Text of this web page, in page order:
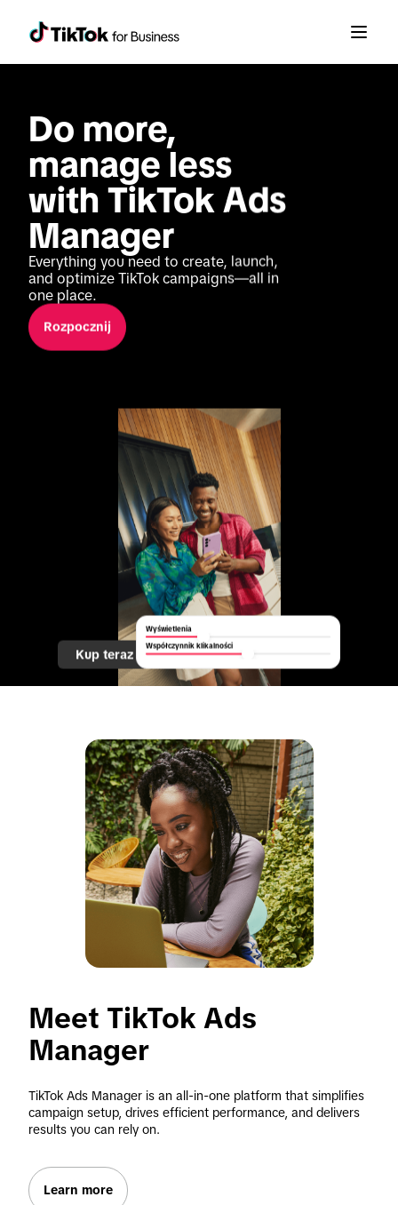
Do more,
manage less
with TikTok Ads
Manager
Everything you need to create, launch,
and optimize TikTok campaigns—all in
one place.
Rozpocznij
Kup teraz
Wyświetlenia
Współczynnik klikalności
Meet TikTok Ads
Manager
TikTok Ads Manager is an all-in-one platform that simplifies
campaign setup, drives efficient performance, and delivers
results you can rely on.
Learn more